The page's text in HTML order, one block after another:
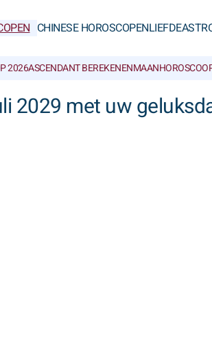
CHINESE HOROSCOPENLIEFDE
2026ASCENDANT BEREKENEN
2029 met uw